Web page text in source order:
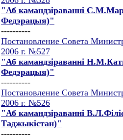
"Аб камандзiраваннi
Федэрацыя)"
----------
Постановление Совета
2006 г. №527
"Аб камандзiраваннi
Федэрацыя)"
----------
Постановление Совета
2006 г. №526
"Аб камандзiраваннi
Таджыкiстан)"
----------